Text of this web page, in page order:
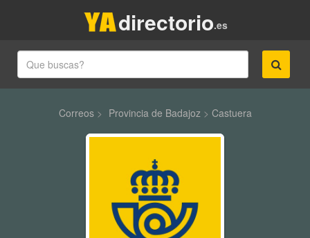
.es
directorio
Correos> Provincia de Badajoz> Castuera